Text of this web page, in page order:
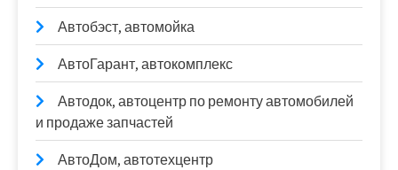
Автобэст, автомойка
АвтоГарант, автокомплекс
Автодок, автоцентр по ремонту автомобилей
и продаже запчастей
АвтоДом, автотехцентр